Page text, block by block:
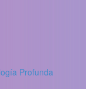
Profunda